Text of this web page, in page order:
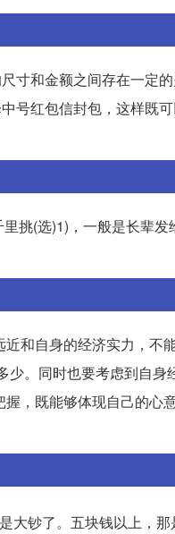
寸和金额之间存在一定
号红包信封包，这样既
挑(选)1)，一般是长辈
和自身的经济实力，不
。同时也要考虑到自
，既能够体现自己的心
大钞了。五块钱以上，